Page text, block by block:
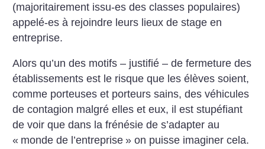
(majoritairement issu-es des classes populaires)
appelé-es à rejoindre leurs lieux de stage en
entreprise.
Alors qu’un des motifs – justifié – de fermeture des
établissements est le risque que les élèves soient,
comme porteuses et porteurs sains, des véhicules
de contagion malgré elles et eux, il est stupéfiant
de voir que dans la frénésie de s’adapter au
« monde de l’entreprise » on puisse imaginer cela.